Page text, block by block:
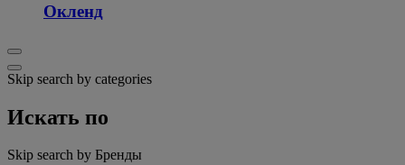
Окленд
Skip search by categories
Искать по
Skip search by Бренды